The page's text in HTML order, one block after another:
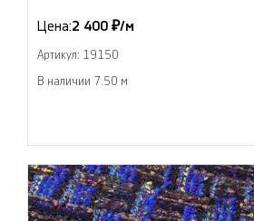
Цена:2 400 ₽/м
Артикул: 19150
В наличии 7.50 м